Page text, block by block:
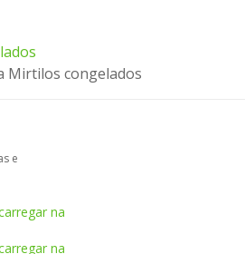
Mirtilos congelados
e
na
na